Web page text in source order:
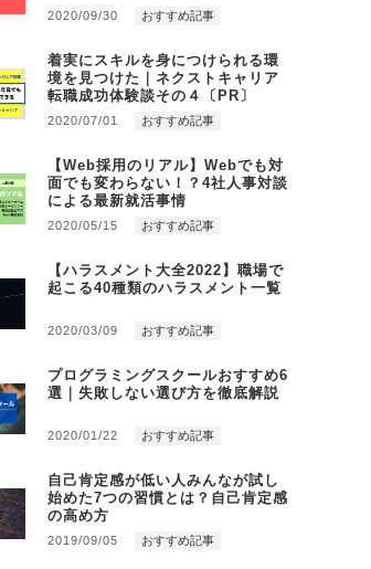
2020/09/30 おすすめ記事
着実にスキルを身につけられる環
境を見つけた｜ネクストキャリア
転職成功体験談その４〔PR〕
2020/07/01 おすすめ記事
【Web採用のリアル】Webでも対
面でも変わらない！？4社人事対談
による最新就活事情
2020/05/15 おすすめ記事
【ハラスメント大全2022】職場で
起こる40種類のハラスメント一覧
2020/03/09 おすすめ記事
プログラミングスクールおすすめ6
選｜失敗しない選び方を徹底解説
2020/01/22 おすすめ記事
自己肯定感が低い人みんなが試し
始めた7つの習慣とは？自己肯定感
の高め方
2019/09/05 おすすめ記事